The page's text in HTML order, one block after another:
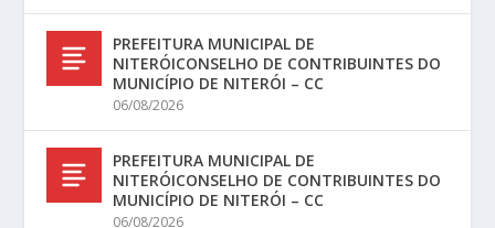
PREFEITURA MUNICIPAL DE
NITERÓICONSELHO DE CONTRIBUINTES DO
MUNICÍPIO DE NITERÓI – CC
06/08/2026
PREFEITURA MUNICIPAL DE
NITERÓICONSELHO DE CONTRIBUINTES DO
MUNICÍPIO DE NITERÓI – CC
06/08/2026